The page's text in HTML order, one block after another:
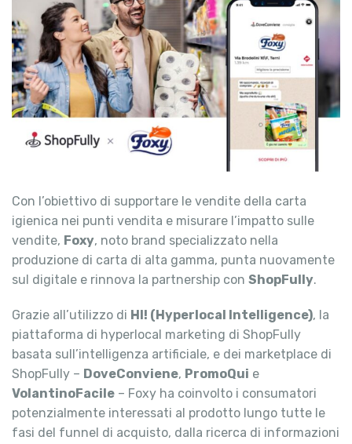
Con l’obiettivo di supportare le vendite della carta
igienica nei punti vendita e misurare l’impatto sulle
vendite, Foxy, noto brand specializzato nella
produzione di carta di alta gamma, punta nuovamente
sul digitale e rinnova la partnership con ShopFully.
Grazie all’utilizzo di HI! (Hyperlocal Intelligence), la
piattaforma di hyperlocal marketing di ShopFully
basata sull’intelligenza artificiale, e dei marketplace di
ShopFully – DoveConviene, PromoQui e
VolantinoFacile – Foxy ha coinvolto i consumatori
potenzialmente interessati al prodotto lungo tutte le
fasi del funnel di acquisto, dalla ricerca di informazioni